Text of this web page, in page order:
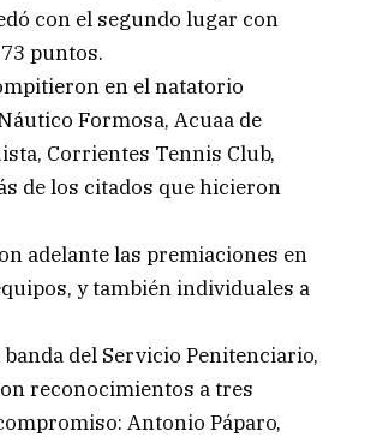
con el segundo lugar con
puntos.
en el natatorio
Formosa, Acuaa de
Corrientes Tennis Club,
de los citados que hicieron
adelante las premiaciones en
y también individuales a
del Servicio Penitenciario,
reconocimientos a tres
Antonio Páparo,